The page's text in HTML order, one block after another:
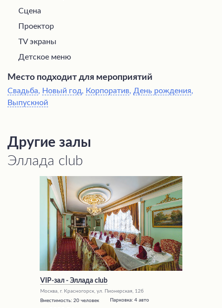
Сцена
Проектор
TV экраны
Детское меню
Место подходит для мероприятий
Свадьба, Новый год, Корпоратив, День рождения,
Выпускной
Другие залы
Эллада club
VIP-зал - Эллада club
Москва, г. Красногорск, ул. Пионерская, 12б
Вместимость: 20 человек Парковка: 4 авто